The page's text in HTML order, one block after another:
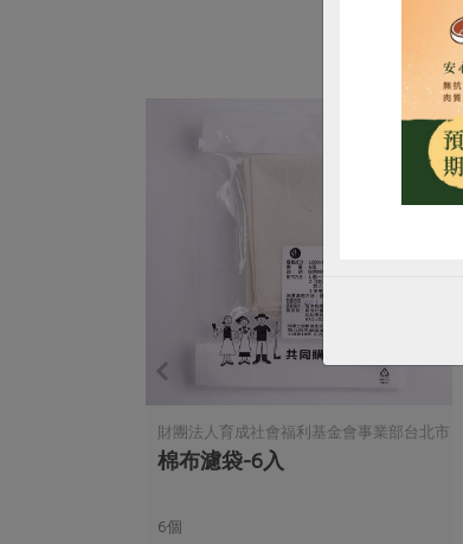
財團法人育成社會福利基金會事業部台北市
永明發展中心
棉布濾袋-6入
6個